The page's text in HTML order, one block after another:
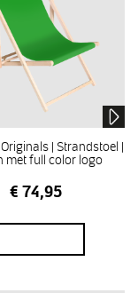
| Strandstoel |
met full color logo
€ 74,95